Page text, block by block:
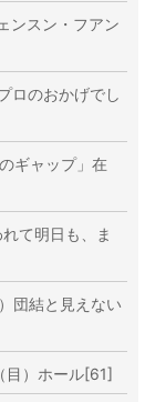
スン・フアン
のおかげでし
ギャップ」在
て明日も、ま
団結と見えない
）ホール[61]